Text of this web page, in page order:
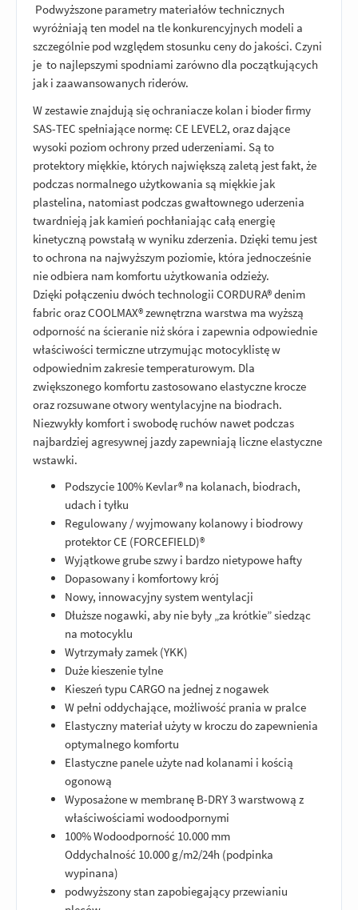
Podwyższone parametry materiałów technicznych
wyróżniają ten model na tle konkurencyjnych modeli a
szczególnie pod względem stosunku ceny do jakości. Czyni
je to najlepszymi spodniami zarówno dla początkujących
jak i zaawansowanych riderów.
W zestawie znajdują się ochraniacze kolan i bioder firmy
SAS-TEC spełniające normę: CE LEVEL2, oraz dające
wysoki poziom ochrony przed uderzeniami. Są to
protektory miękkie, których największą zaletą jest fakt, że
podczas normalnego użytkowania są miękkie jak
plastelina, natomiast podczas gwałtownego uderzenia
twardnieją jak kamień pochłaniając całą energię
kinetyczną powstałą w wyniku zderzenia. Dzięki temu jest
to ochrona na najwyższym poziomie, która jednocześnie
nie odbiera nam komfortu użytkowania odzieży.
Dzięki połączeniu dwóch technologii CORDURA® denim
fabric oraz COOLMAX® zewnętrzna warstwa ma wyższą
odporność na ścieranie niż skóra i zapewnia odpowiednie
właściwości termiczne utrzymując motocyklistę w
odpowiednim zakresie temperaturowym. Dla
zwiększonego komfortu zastosowano elastyczne krocze
oraz rozsuwane otwory wentylacyjne na biodrach.
Niezwykły komfort i swobodę ruchów nawet podczas
najbardziej agresywnej jazdy zapewniają liczne elastyczne
wstawki.
Podszycie 100% Kevlar® na kolanach, biodrach,
udach i tyłku
Regulowany / wyjmowany kolanowy i biodrowy
protektor CE (FORCEFIELD)®
Wyjątkowe grube szwy i bardzo nietypowe hafty
Dopasowany i komfortowy krój
Nowy, innowacyjny system wentylacji
Dłuższe nogawki, aby nie były „za krótkie” siedząc
na motocyklu
Wytrzymały zamek (YKK)
Duże kieszenie tylne
Kieszeń typu CARGO na jednej z nogawek
W pełni oddychające, możliwość prania w pralce
Elastyczny materiał użyty w kroczu do zapewnienia
optymalnego komfortu
Elastyczne panele użyte nad kolanami i kością
ogonową
Wyposażone w membranę B-DRY 3 warstwową z
właściwościami wodoodpornymi
100% Wodoodporność 10.000 mm
Oddychalność 10.000 g/m2/24h (podpinka
wypinana)
podwyższony stan zapobiegający przewianiu